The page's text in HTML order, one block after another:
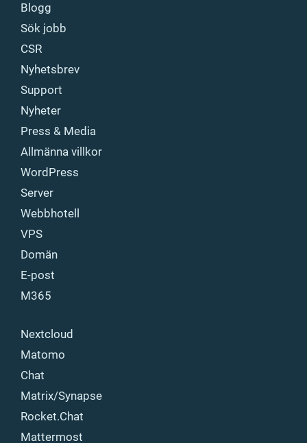
Blogg
Sök jobb
CSR
Nyhetsbrev
Support
Nyheter
Press & Media
Allmänna villkor
WordPress
Server
Webbhotell
VPS
Domän
E-post
M365
Nextcloud
Matomo
Chat
Matrix/Synapse
Rocket.Chat
Mattermost